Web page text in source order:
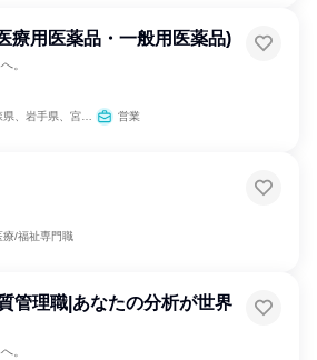
療用医薬品・一般用医薬品)
。
、愛知県、三重県、滋賀県、京都府、大阪府、兵庫県、奈良県、和歌山県、鳥取県、島根県、岡山県、広島県、山口県、徳島県、香川県、愛媛県、高知県、福岡県、佐賀県、長崎県、熊本県、大分県、宮崎県、鹿児島県、沖縄県 営業
療/福祉専門職
管理職|あなたの分析が世界
。